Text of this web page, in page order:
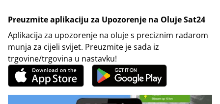
Preuzmite aplikaciju za Upozorenje na Oluje Sat24
Aplikacija za upozorenje na oluje s preciznim radarom
munja za cijeli svijet. Preuzmite je sada iz
trgovine/trgovina u nastavku!